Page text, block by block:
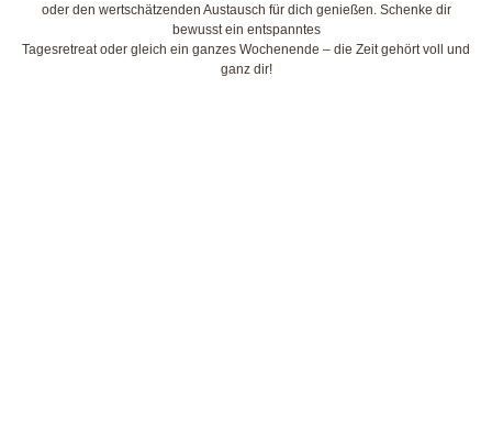
oder den wertschätzenden Austausch für dich genießen. Schenke dir
bewusst ein entspanntes
Tagesretreat oder gleich ein ganzes Wochenende – die Zeit gehört voll und
ganz dir!